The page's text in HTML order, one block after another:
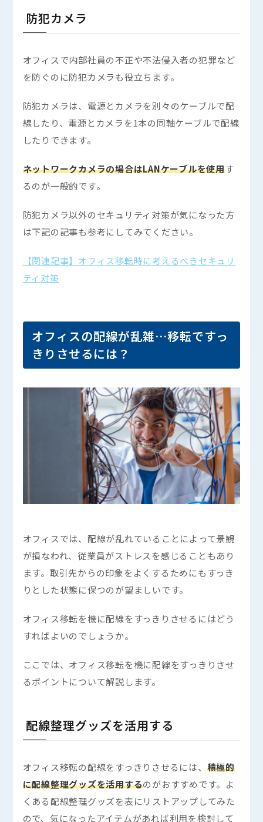
検索
よく検索されるキーワード Tags
防犯カメラ
オフィスで内部社員の不正や不法侵入者の犯罪など
を防ぐのに防犯カメラも役立ちます。
防犯カメラは、電源とカメラを別々のケーブルで配
線したり、電源とカメラを1本の同軸ケーブルで配線
したりできます。
ネットワークカメラの場合はLANケーブルを使用す
るのが一般的です。
防犯カメラ以外のセキュリティ対策が気になった方
は下記の記事も参考にしてみてください。
【関連記事】オフィス移転時に考えるべきセキュリ
ティ対策
オフィスの配線が乱雑…移転ですっ
きりさせるには？
オフィスでは、配線が乱れていることによって景観
が損なわれ、従業員がストレスを感じることもあり
ます。取引先からの印象をよくするためにもすっき
りとした状態に保つのが望ましいです。
オフィス移転を機に配線をすっきりさせるにはどう
すればよいのでしょうか。
ここでは、オフィス移転を機に配線をすっきりさせ
るポイントについて解説します。
配線整理グッズを活用する
オフィス移転の配線をすっきりさせるには、 積極的
に配線整理グッズを活用するのがおすすめです。よ
くある配線整理グッズを表にリストアップしてみた
ので、気になったアイテムがあれば利用を検討して